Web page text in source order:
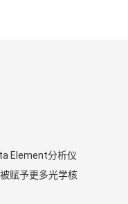
Element分析仪
赋予更多光学核